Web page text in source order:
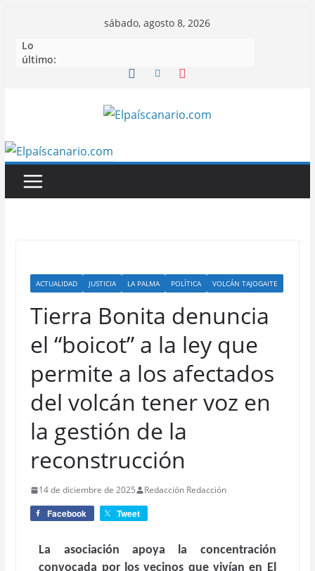
contenido
sábado, agosto 8, 2026
Lo
último:
ACTUALIDAD JUSTICIA LA PALMA POLÍTICA VOLCÁN TAJOGAITE
Tierra Bonita denuncia
el “boicot” a la ley que
permite a los afectados
del volcán tener voz en
la gestión de la
reconstrucción
14 de diciembre de 2025 Redacción Redacción
Facebook Tweet
La asociación apoya la concentración
convocada por los vecinos que vivían en El